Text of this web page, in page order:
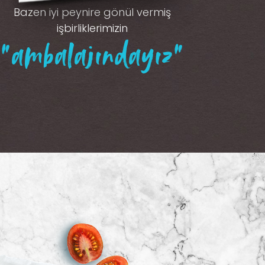
Bazen iyi peynire gönül vermiş
işbirliklerimizin
“ambalajındayız”